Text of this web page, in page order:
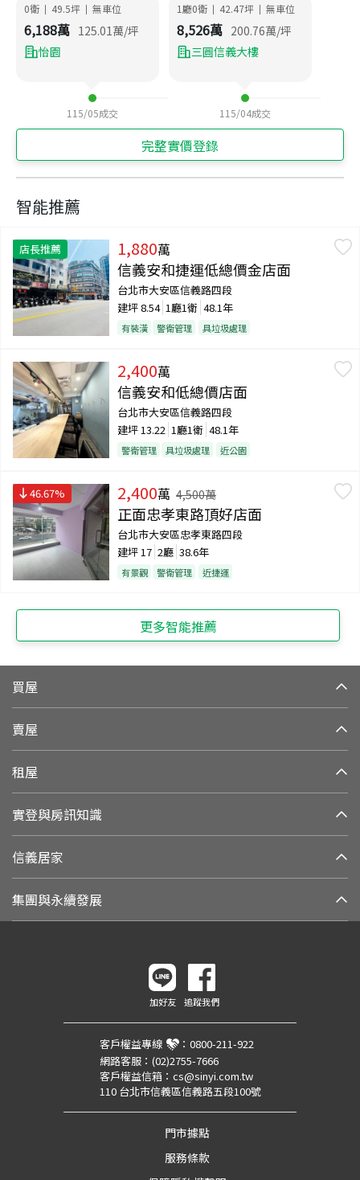
0衛 | 49.5坪 | 無車位
6,188萬 125.01 萬/坪
怡園
115/05成交
1廳0衛 | 42.47坪 | 無車位
8,526萬 200.76萬/坪
三圓信義大樓
115/04成交
完整實價登錄
智能推薦
店長推薦 1,880萬
信義安和捷運低總價金店面
台北市大安區信義路四段
建坪8.54 1廳1衛 48.1年
有裝潢 警衛管理 具垃圾處理
2,400萬
信義安和低總價店面
台北市大安區信義路四段
建坪 13.22 1廳1衛 48.1年
警衛管理 具垃圾處理 近公園
46.67% 2,400萬 4,500萬
正面忠孝東路頂好店面
台北市大安區忠孝東路四段
建坪 17 2廳 38.6年
有景觀 警衛管理 近捷運
更多智能推薦
買屋
賣屋
租屋
實登與房訊知識
信義居家
集團與永續發展
加好友 追蹤我們
客戶權益專線 ： 0800-211-922
網路客服： (02)2755-7666
客戶權益信箱： cs@sinyi.com.tw
110 台北市信義區信義路五段100號
門市據點
服務條款